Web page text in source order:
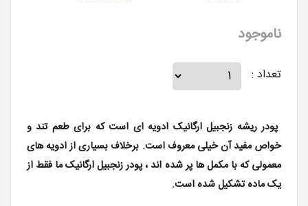
ناموجود
تعداد :
پودر ریشه زنجبیل ارگانیک ادویه ای است که برای طعم تند و
خواص مفید آن خیلی معروف است. برخلاف بسیاری از ادویه های
معمولی که با مکمل ها پر شده اند ، پودر زنجبیل ارگانیک ما فقط از
یک ماده تشکیل شده است.